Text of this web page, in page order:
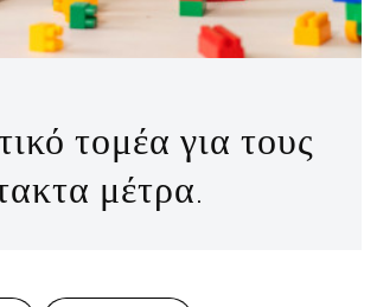
τομέα για τους
μέτρα.